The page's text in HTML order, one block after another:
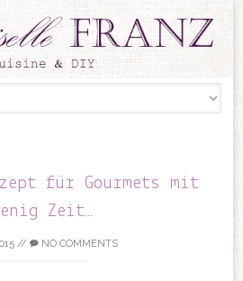
für Gourmets mit
Zeit…
// NO COMMENTS